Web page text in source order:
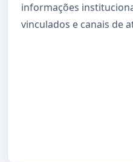
informações
vinculados e canais de